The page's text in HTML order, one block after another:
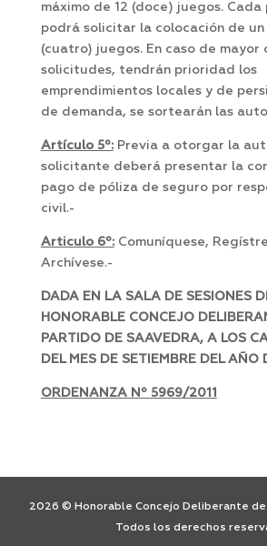
máximo de 12 (doce) juegos.
podrá solicitar la colocación de un
(cuatro) juegos. En caso de mayor
solicitudes, tendrán prioridad los
emprendimientos locales y de
de demanda, se sortearán las
Artículo 5º:Previa a otorgar la
solicitante deberá presentar la
pago de póliza de seguro por
civil.-
Articulo 6º:Comuníquese,
Archívese.-
DADA EN LA SALA DE SESIONES
HONORABLE CONCEJO
PARTIDO DE SAAVEDRA, A LOS
DEL MES DE SETIEMBRE DEL AÑO
ORDENANZA Nº 5969/2011
2026 © Honorable Concejo Deliberante
Todos los derechos